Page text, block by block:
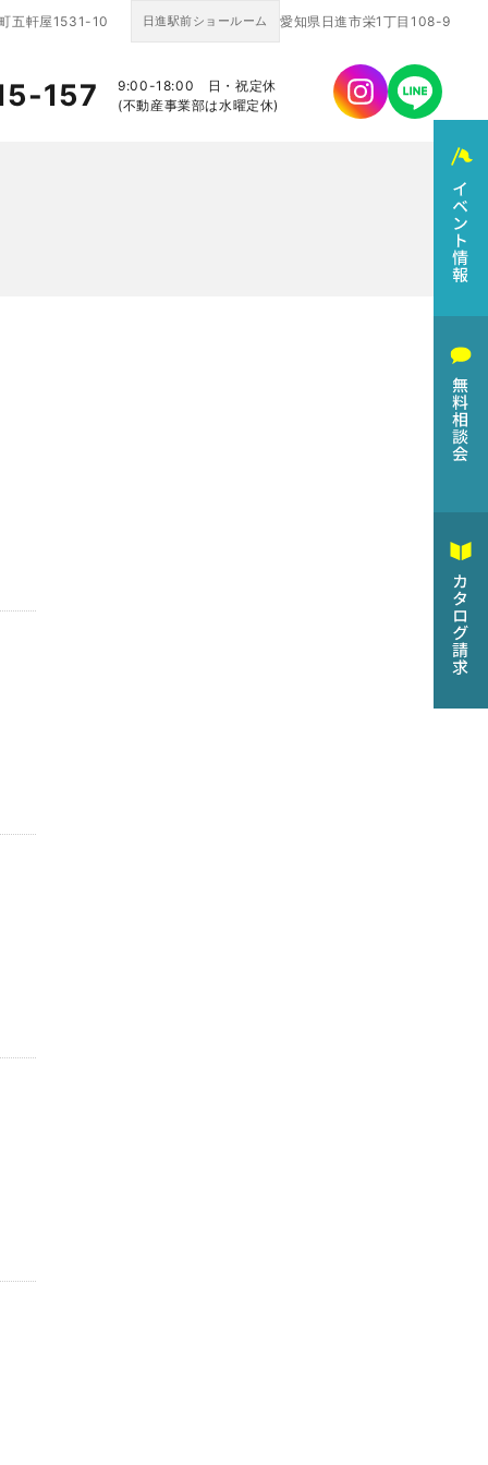
五軒屋1531-10 日進駅前ショールーム 愛知県日進市栄1丁目108-9
157
9:00-18:00 日・祝定休
(不動産事業部は水曜定休)